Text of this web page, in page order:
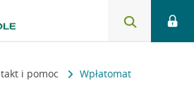
i pomoc Wpłatomat